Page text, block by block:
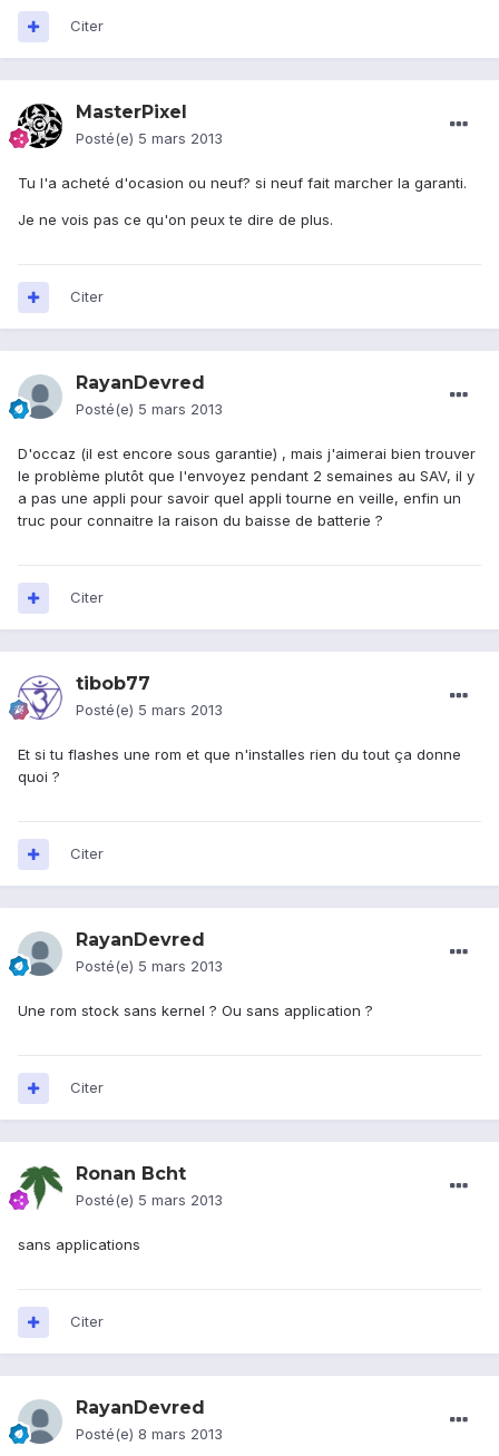
Citer
MasterPixel
Posté(e) 5 mars 2013
Tu l'a acheté d'ocasion ou neuf? si neuf fait marcher la garanti.
Je ne vois pas ce qu'on peux te dire de plus.
Citer
RayanDevred
Posté(e) 5 mars 2013
D'occaz (il est encore sous garantie) , mais j'aimerai bien trouver
le problème plutôt que l'envoyez pendant 2 semaines au SAV, il y
a pas une appli pour savoir quel appli tourne en veille, enfin un
truc pour connaitre la raison du baisse de batterie ?
Citer
tibob77
Posté(e) 5 mars 2013
Et si tu flashes une rom et que n'installes rien du tout ça donne
quoi ?
Citer
RayanDevred
Posté(e) 5 mars 2013
Une rom stock sans kernel ? Ou sans application ?
Citer
Ronan Bcht
Posté(e) 5 mars 2013
sans applications
Citer
RayanDevred
Posté(e) 8 mars 2013